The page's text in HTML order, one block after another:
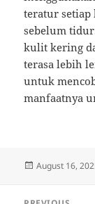
teratur setiap
sebelum
kulit kering
terasa lebih
untuk
manfaatnya
Posted
August 16,